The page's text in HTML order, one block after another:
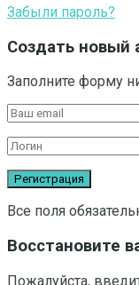
Забыли пароль?
Создать новый
Заполните форму
Все поля
Восстановите
Пожалуйста,